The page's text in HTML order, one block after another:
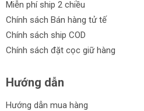
Miễn phí ship 2 chiều
Chính sách Bán hàng tử tế
Chính sách ship COD
Chính sách đặt cọc giữ hàng
Hướng dẫn
Hướng dẫn mua hàng